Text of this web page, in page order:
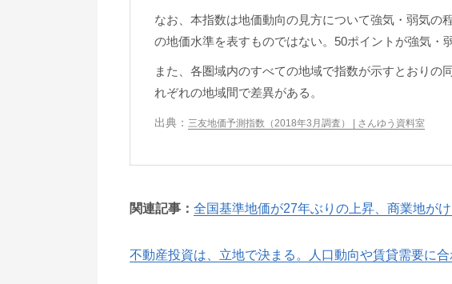
なお、本指数は地価動向の見方について強気・弱気の
の地価水準を表すものではない。50ポイントが強気・
また、各圏域内のすべての地域で指数が示すとおりの
れぞれの地域間で差異がある。
三友地価予測指数（2018年3月調査） | さんゆう資料室
関連記事： 全国基準地価が27年ぶりの上昇、商業地がけ
不動産投資は、立地で決まる。人口動向や賃貸需要に